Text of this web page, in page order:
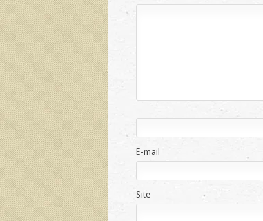
E-mail
Site